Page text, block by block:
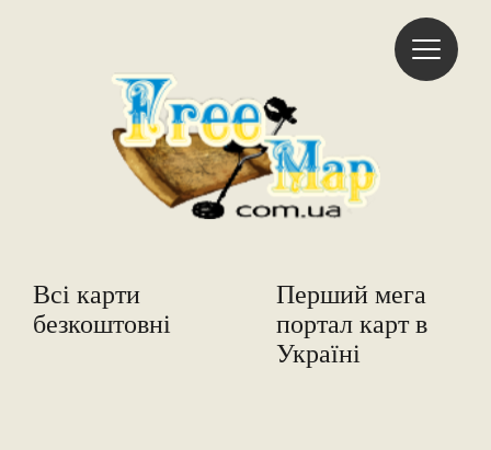
Всі карти
безкоштовні
Freemap
Перший мега
портал карт в
Україні